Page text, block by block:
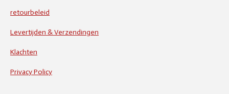
retourbeleid
Levertijden & Verzendingen
Klachten
Privacy Policy